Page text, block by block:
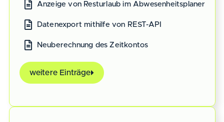
Anzeige von Resturlaub im Abwesenheitsplaner
Datenexport mithilfe von REST-API
Neuberechnung des Zeitkontos
weitere Einträge